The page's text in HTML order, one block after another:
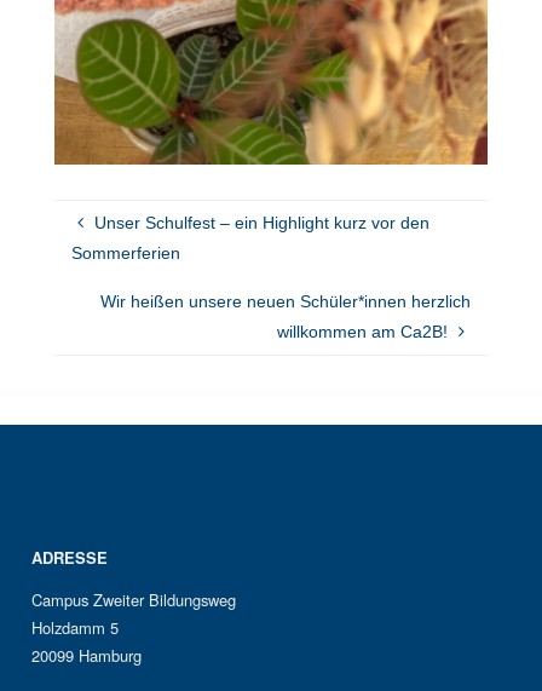
Unser Schulfest – ein Highlight kurz vor den
Sommerferien
Wir heißen unsere neuen Schüler*innen herzlich
willkommen am Ca2B!
ADRESSE
Campus Zweiter Bildungsweg
Holzdamm 5
20099 Hamburg